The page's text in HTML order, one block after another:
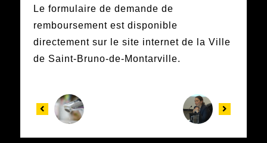
Le formulaire de demande de
remboursement est disponible
directement sur le site internet de la Ville
de Saint-Bruno-de-Montarville.